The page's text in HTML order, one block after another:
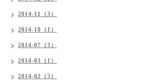
2014-11（3）
2014-10（1）
2014-07（3）
2014-03（1）
2014-02（5）